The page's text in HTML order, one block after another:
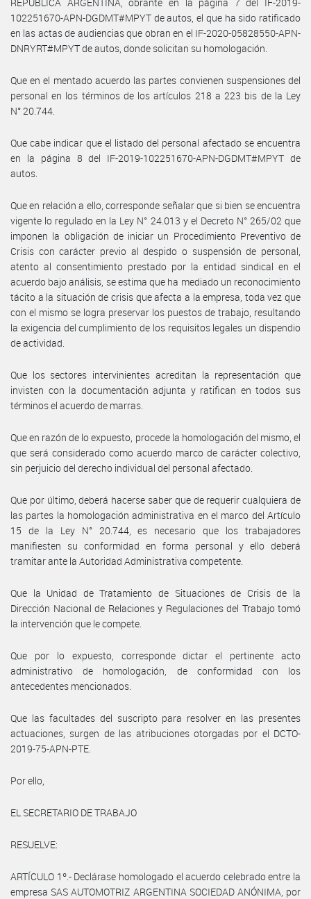
102251670-APN-DGDMT#MPYT de autos, el que ha sido ratificado
en las actas de audiencias que obran en el IF-2020-05828550-APN-
DNRYRT#MPYT de autos, donde solicitan su homologación.
Que en el mentado acuerdo las partes convienen suspensiones del
personal en los términos de los artículos 218 a 223 bis de la Ley
N° 20.744.
Que cabe indicar que el listado del personal afectado se encuentra
en la página 8 del IF-2019-102251670-APN-DGDMT#MPYT de
autos.
Que en relación a ello, corresponde señalar que si bien se encuentra
vigente lo regulado en la Ley N° 24.013 y el Decreto N° 265/02 que
imponen la obligación de iniciar un Procedimiento Preventivo de
Crisis con carácter previo al despido o suspensión de personal,
atento al consentimiento prestado por la entidad sindical en el
acuerdo bajo análisis, se estima que ha mediado un reconocimiento
tácito a la situación de crisis que afecta a la empresa, toda vez que
con el mismo se logra preservar los puestos de trabajo, resultando
la exigencia del cumplimiento de los requisitos legales un dispendio
de actividad.
Que los sectores intervinientes acreditan la representación que
invisten con la documentación adjunta y ratifican en todos sus
términos el acuerdo de marras.
Que en razón de lo expuesto, procede la homologación del mismo, el
que será considerado como acuerdo marco de carácter colectivo,
sin perjuicio del derecho individual del personal afectado.
Que por último, deberá hacerse saber que de requerir cualquiera de
las partes la homologación administrativa en el marco del Artículo
15 de la Ley N° 20.744, es necesario que los trabajadores
manifiesten su conformidad en forma personal y ello deberá
tramitar ante la Autoridad Administrativa competente.
Que la Unidad de Tratamiento de Situaciones de Crisis de la
Dirección Nacional de Relaciones y Regulaciones del Trabajo tomó
la intervención que le compete.
Que por lo expuesto, corresponde dictar el pertinente acto
administrativo de homologación, de conformidad con los
antecedentes mencionados.
Que las facultades del suscripto para resolver en las presentes
actuaciones, surgen de las atribuciones otorgadas por el DCTO-
2019-75-APN-PTE.
Por ello,
EL SECRETARIO DE TRABAJO
RESUELVE:
ARTÍCULO 1º.- Declárase homologado el acuerdo celebrado entre la
empresa SAS AUTOMOTRIZ ARGENTINA SOCIEDAD ANÓNIMA, por